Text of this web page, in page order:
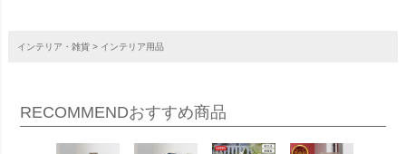
インテリア・雑貨 インテリア用品
RECOMMENDおすすめ商品